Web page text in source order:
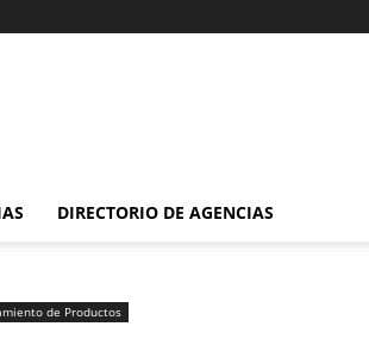
DIRECTORIO DE AGENCIAS
de Productos